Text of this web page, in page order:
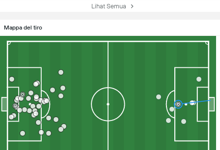
Lihat Semua
Mappa del tiro